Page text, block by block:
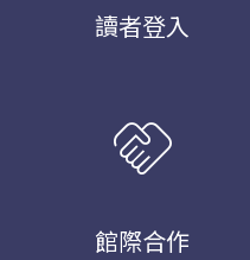
讀者登入
handshake
館際合作